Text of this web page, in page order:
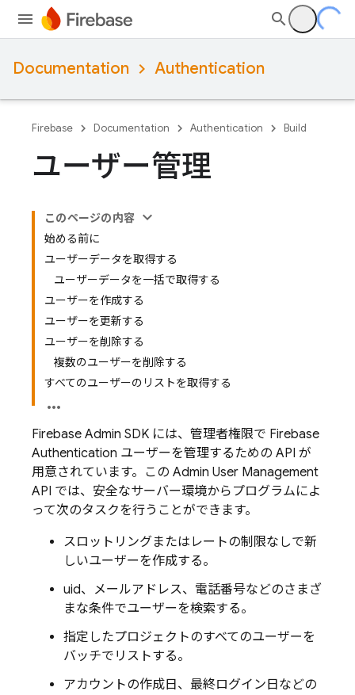
Documentation Authentication
Firebase Documentation Authentication Build
ユーザー管理
このページの内容
始める前に
ユーザーデータを取得する
ユーザーデータを一括で取得する
ユーザーを作成する
ユーザーを更新する
ユーザーを削除する
複数のユーザーを削除する
すべてのユーザーのリストを取得する
Firebase Admin SDK には、管理者権限で Firebase
Authentication ユーザーを管理するための API が
用意されています。この Admin User Management
API では、安全なサーバー環境からプログラムによ
って次のタスクを行うことができます。
スロットリングまたはレートの制限なしで新
しいユーザーを作成する。
uid、メールアドレス、電話番号などのさまざ
まな条件でユーザーを検索する。
指定したプロジェクトのすべてのユーザーを
バッチでリストする。
アカウントの作成日、最終ログイン日などの